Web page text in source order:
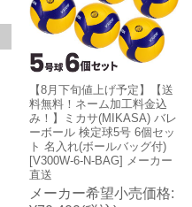
【8月下旬値上げ予定】【送
料無料！ネーム加工料金込
み！】ミカサ(MIKASA) バレ
ーボール 検定球5号 6個セッ
ト 名入れ(ボールバッグ付)
[V300W-6-N-BAG] メーカー
直送
メーカー希望小売価格: